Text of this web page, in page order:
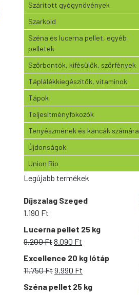
Szárított gyógynövények
Szarkoid
Széna és lucerna pellet, egyéb
pelletek
Szőrbontók, kifésülők, szőrfények
Táplálékkiegészítők, vitaminok
Tápok
Teljesítményfokozók
Tenyészmének és kancák számára
Újdonságok
Union Bio
Legújabb termékek
Díjszalag Szeged
1.190 Ft
Lucerna pellet 25 kg
9.200FtOriginal
price
was:
9.200 Ft.
8.090 Ft
price
is:
8.090 Ft.
Excellence 20 kg lótáp
11.750FtOriginal
price
9.990 Ft
price
Széna pellet 25 kg